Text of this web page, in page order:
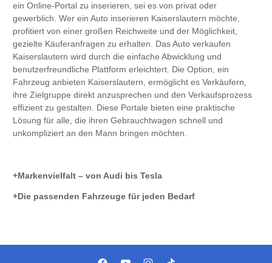
ein Online-Portal zu inserieren, sei es von privat oder
gewerblich. Wer ein Auto inserieren Kaiserslautern möchte,
profitiert von einer großen Reichweite und der Möglichkeit,
gezielte Käuferanfragen zu erhalten. Das Auto verkaufen
Kaiserslautern wird durch die einfache Abwicklung und
benutzerfreundliche Plattform erleichtert. Die Option, ein
Fahrzeug anbieten Kaiserslautern, ermöglicht es Verkäufern,
ihre Zielgruppe direkt anzusprechen und den Verkaufsprozess
effizient zu gestalten. Diese Portale bieten eine praktische
Lösung für alle, die ihren Gebrauchtwagen schnell und
unkompliziert an den Mann bringen möchten.
Markenvielfalt – von Audi bis Tesla
Die passenden Fahrzeuge für jeden Bedarf